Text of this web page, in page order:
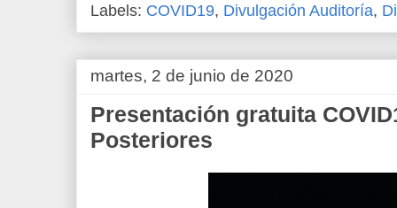
Labels: COVID19, Divulgación Auditoría,
martes, 2 de junio de 2020
Presentación gratuita
Posteriores